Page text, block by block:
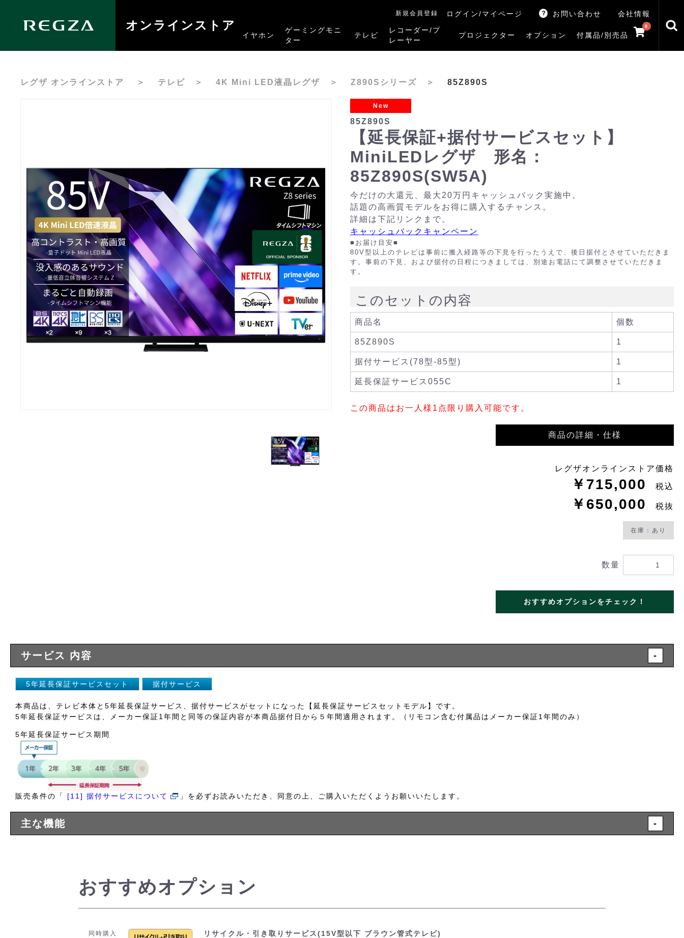
オンラインストア
新規会員登録 ログイン/マイページ お問い合わせ 会社情報
イヤホン
ゲーミングモニ
ター
テレビ
レコーダー/プ
レーヤー
プロジェクター オプション 付属品/別売品
0
レグザ オンラインストア ＞ テレビ ＞ 4K Mini LED液晶レグザ ＞ Z890Sシリーズ ＞ 85Z890S
New
85Z890S
【延長保証+据付サービスセット】
MiniLEDレグザ 形名：
85Z890S(SW5A)
今だけの大還元、最大20万円キャッシュバック実施中。
話題の高画質モデルをお得に購入するチャンス。
詳細は下記リンクまで。
キャッシュバックキャンペーン
■お届け目安■
80V型以上のテレビは事前に搬入経路等の下見を行ったうえで、後日据付とさせていただきま
す。事前の下見、および据付の日程につきましては、別途お電話にて調整させていただきま
す。
このセットの内容
商品名 個数
85Z890S 1
据付サービス(78型-85型) 1
延長保証サービス055C 1
この商品はお一人様1点限り購入可能です。
商品の詳細・仕様
レグザオンラインストア価格
￥715,000 税込
￥650,000 税抜
在庫：あり
数量
おすすめオプションをチェック！
サービス 内容 -
5年延長保証サービスセット 据付サービス
本商品は、テレビ本体と5年延長保証サービス、据付サービスがセットになった【延長保証サービスセットモデル】です。
5年延長保証サービスは、メーカー保証1年間と同等の保証内容が本商品据付日から５年間適用されます。（リモコン含む付属品はメーカー保証1年間のみ）
5年延長保証サービス期間
販売条件の「 [11] 据付サービスについて 」を必ずお読みいただき、同意の上、ご購入いただくようお願いいたします。
主な機能 -
おすすめオプション
同時購入
リサイクル・引き取りサービス(15V型以下 ブラウン管式テレビ)